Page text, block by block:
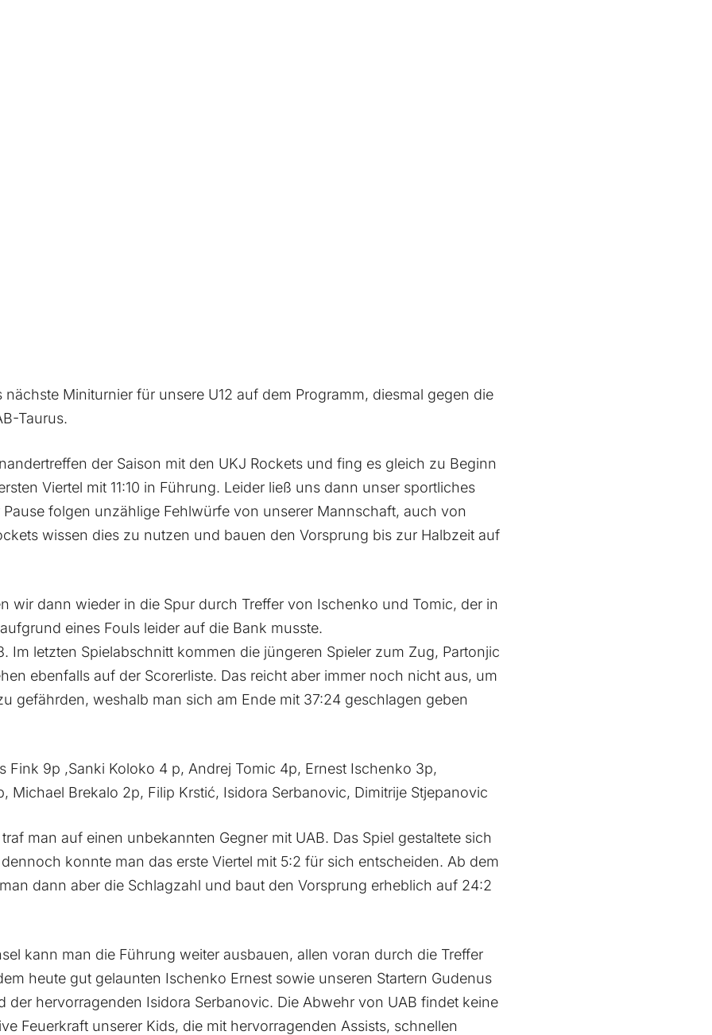
nächste Miniturnier für unsere U12 auf dem Programm, diesmal gegen die
Taurus.
der Saison mit den UKJ Rockets und fing es gleich zu Beginn
Viertel mit 11:10 in Führung. Leider ließ uns dann unser sportliches
Pause folgen unzählige Fehlwürfe von unserer Mannschaft, auch von
wissen dies zu nutzen und bauen den Vorsprung bis zur Halbzeit auf
wir dann wieder in die Spur durch Treffer von Ischenko und Tomic, der in
eines Fouls leider auf die Bank musste.
Im letzten Spielabschnitt kommen die jüngeren Spieler zum Zug, Partonjic
ebenfalls auf der Scorerliste. Das reicht aber immer noch nicht aus, um
gefährden, weshalb man sich am Ende mit 37:24 geschlagen geben
Fink 9p ,Sanki Koloko 4 p, Andrej Tomic 4p, Ernest Ischenko 3p,
Michael Brekalo 2p, Filip Krstić, Isidora Serbanovic, Dimitrije Stjepanovic
man auf einen unbekannten Gegner mit UAB. Das Spiel gestaltete sich
konnte man das erste Viertel mit 5:2 für sich entscheiden. Ab dem
dann aber die Schlagzahl und baut den Vorsprung erheblich auf 24:2
kann man die Führung weiter ausbauen, allen voran durch die Treffer
heute gut gelaunten Ischenko Ernest sowie unseren Startern Gudenus
der hervorragenden Isidora Serbanovic. Die Abwehr von UAB findet keine
Feuerkraft unserer Kids, die mit hervorragenden Assists, schnellen